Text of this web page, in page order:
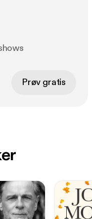
Prøv gratis